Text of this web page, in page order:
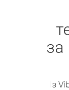
за
Із